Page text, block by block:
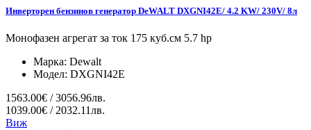
Инверторен бензинов генератор DeWALT DXGNI42E/ 4.2 KW/ 230V/ 8л
Монофазен агрегат за ток 175 куб.см 5.7 hp
Марка: Dewalt
Модел: DXGNI42E
1563.00€ / 3056.96лв.
1039.00€ / 2032.11лв.
Виж